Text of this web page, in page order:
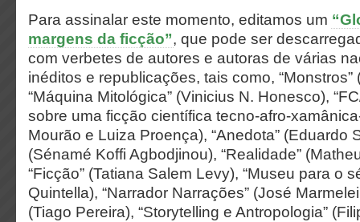
Para assinalar este momento, editamos um
margens da ficção”, que pode ser
com verbetes de autores e autoras de várias
inéditos e republicações, tais como,
“Máquina Mitológica” (Vinicius N. Honesco),
sobre uma ficção científica tecno-afro-
Mourão e Luiza Proença), “Anedota” (Eduardo
(Sénamé Koffi Agbodjinou), “Realidade”
“Ficção” (Tatiana Salem Levy), “Museu para o
Quintella), “Narrador Narrações” (José
(Tiago Pereira), “Storytelling e Antropologia”